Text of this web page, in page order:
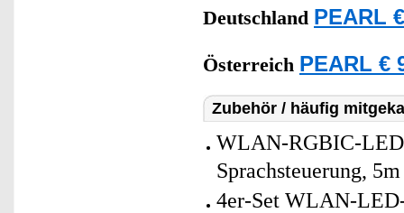
Deutschland PEARL
Österreich PEARL €
Zubehör / häufig
WLAN-RGBIC-
Sprachsteuerung,
4er-Set WLAN-